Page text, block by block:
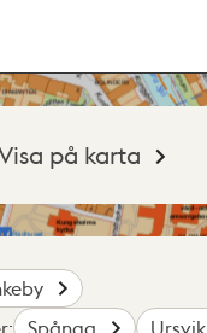
på karta
Spånga Ursvik